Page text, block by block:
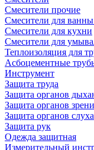
Смесители прочие
Смесители для
Смесители для кухни
Смесители для
Теплоизоляция для
Асбоцементные
Инструмент
Защита труда
Защита органов
Защита органов
Защита органов слуха
Защита рук
Одежда защитная
Измерительный